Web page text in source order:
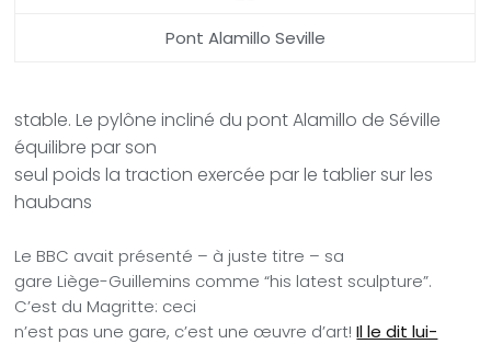
Pont Alamillo Seville
stable. Le pylône incliné du pont Alamillo de Séville
équilibre par son
seul poids la traction exercée par le tablier sur les
haubans
Le BBC avait présenté – à juste titre – sa
gare Liège-Guillemins comme “his latest sculpture”.
C’est du Magritte: ceci
n’est pas une gare, c’est une œuvre d’art!Il le dit lui-